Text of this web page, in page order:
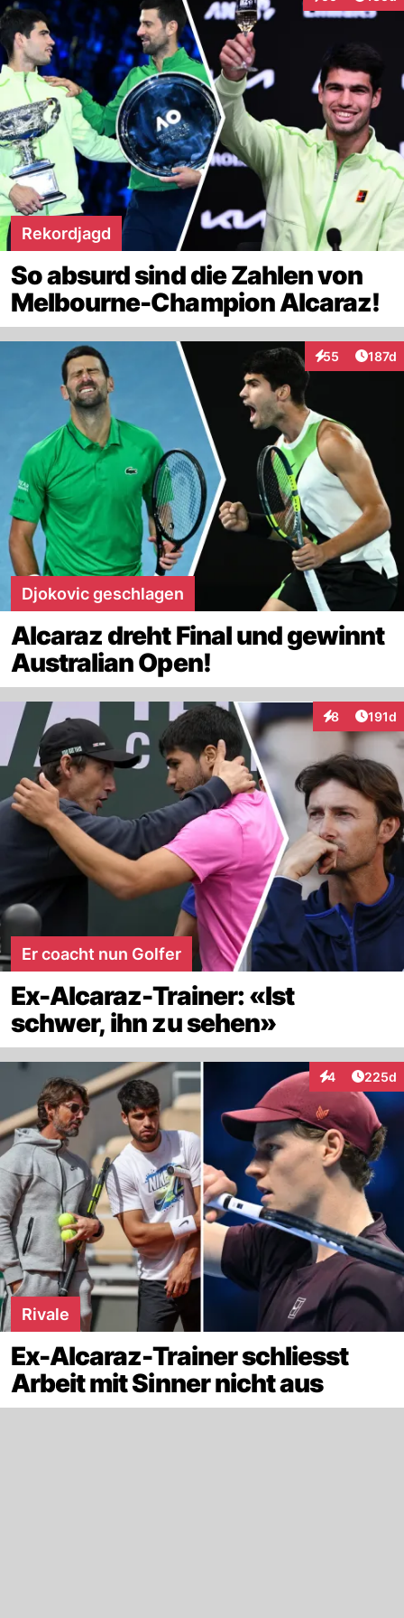
Rekordjagd
So absurd sind die Zahlen von
Melbourne-Champion Alcaraz!
55
Interaktionen
187d
Djokovic geschlagen
Alcaraz dreht Final und gewinnt
Australian Open!
8
Interaktionen
191d
Er coacht nun Golfer
Ex-Alcaraz-Trainer: «Ist
schwer, ihn zu sehen»
4
Interaktionen
225d
Rivale
Ex-Alcaraz-Trainer schliesst
Arbeit mit Sinner nicht aus